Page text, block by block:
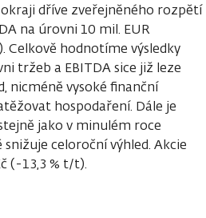
dříve zveřejněného rozpětí
na úrovni 10 mil. EUR
Celkově hodnotíme výsledky
tržeb a EBITDA sice již leze
nicméně vysoké finanční
hospodaření. Dále je
jako v minulém roce
celoroční výhled. Akcie
(-13,3 % t/t).